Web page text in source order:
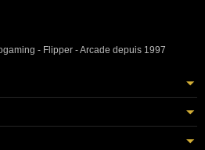
- Flipper - Arcade depuis 1997